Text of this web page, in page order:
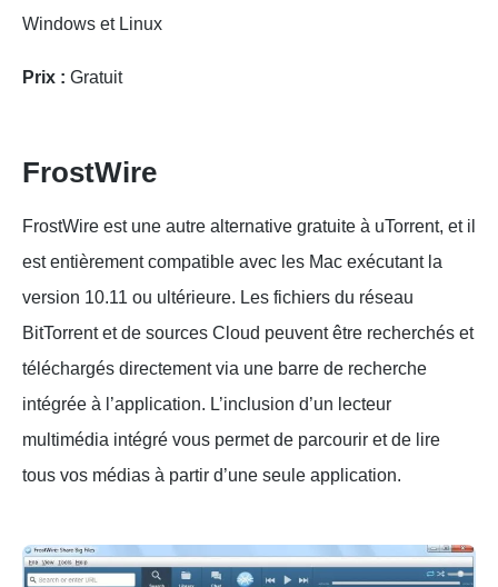
Windows et Linux
Prix : Gratuit
FrostWire
FrostWire est une autre alternative gratuite à uTorrent, et il
est entièrement compatible avec les Mac exécutant la
version 10.11 ou ultérieure. Les fichiers du réseau
BitTorrent et de sources Cloud peuvent être recherchés et
téléchargés directement via une barre de recherche
intégrée à l’application. L’inclusion d’un lecteur
multimédia intégré vous permet de parcourir et de lire
tous vos médias à partir d’une seule application.